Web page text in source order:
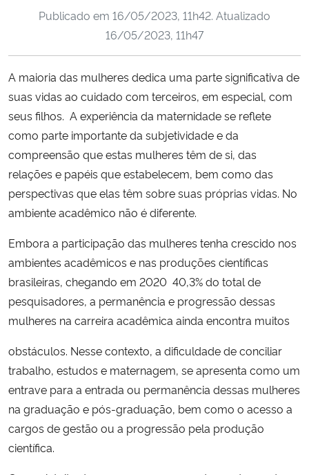
Ministério do Meio Ambiente
Ministério do Turismo
Ministério do Desenvolvimento Regional
Controladoria-Geral da União
Ministério da Mulher, da Família e dos Direitos Humanos
Secretaria de Governo
Gabinete de Segurança Institucional
Advocacia-Geral da União
Banco Central do Brasil
Planalto
Publicado em 16/05/2023, 11h42. Atualizado
16/05/2023, 11h47
A maioria das mulheres dedica uma parte significativa de
suas vidas ao cuidado com terceiros, em especial, com
seus filhos. A experiência da maternidade se reflete
como parte importante da subjetividade e da
compreensão que estas mulheres têm de si, das
relações e papéis que estabelecem, bem como das
perspectivas que elas têm sobre suas próprias vidas. No
ambiente acadêmico não é diferente.
Embora a participação das mulheres tenha crescido nos
ambientes acadêmicos e nas produções científicas
brasileiras, chegando em 2020 40,3% do total de
pesquisadores, a permanência e progressão dessas
mulheres na carreira acadêmica ainda encontra muitos
obstáculos. Nesse contexto, a dificuldade de conciliar
trabalho, estudos e maternagem, se apresenta como um
entrave para a entrada ou permanência dessas mulheres
na graduação e pós-graduação, bem como o acesso a
cargos de gestão ou a progressão pela produção
científica.